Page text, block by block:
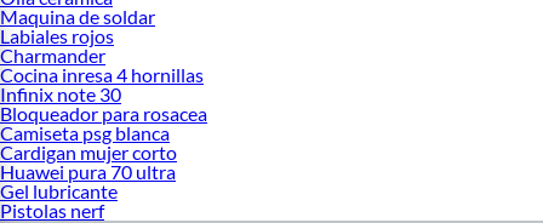
Maquina de soldar
Labiales rojos
Charmander
Cocina inresa 4 hornillas
Infinix note 30
Bloqueador para rosacea
Camiseta psg blanca
Cardigan mujer corto
Huawei pura 70 ultra
Gel lubricante
Pistolas nerf